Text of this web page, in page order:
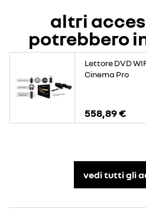
altri
potrebbero
Lettore DVD
Cinema Pro
558,89 €
vedi tutti gli